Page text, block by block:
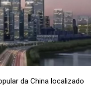
da China localizado